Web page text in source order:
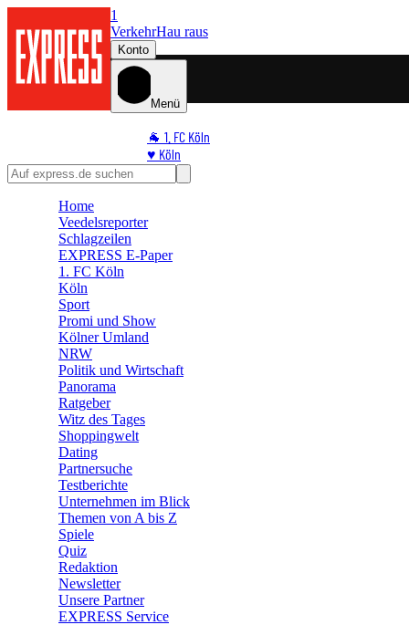
1
VerkehrHau raus
Konto
Menü
🐐 1. FC Köln
♥️ Köln
⭐ Promi
🛒 Shoppingwelt
Home
Veedelsreporter
Schlagzeilen
EXPRESS E-Paper
1. FC Köln
Köln
Sport
Promi und Show
Kölner Umland
NRW
Politik und Wirtschaft
Panorama
Ratgeber
Witz des Tages
Shoppingwelt
Dating
Partnersuche
Testberichte
Unternehmen im Blick
Themen von A bis Z
Spiele
Quiz
Redaktion
Newsletter
Unsere Partner
EXPRESS Service